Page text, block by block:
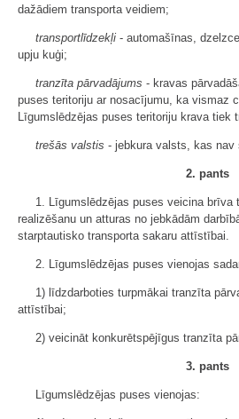
dažādiem transporta veidiem;
transportlīdzekļi - automašīnas,
upju kuģi;
tranzīta pārvadājums - kravas
puses teritoriju ar nosacījumu, ka vismaz
Līgumslēdzējas puses teritoriju krava tiek
trešās valstis - jebkura valsts, kas nav
2. pants
1. Līgumslēdzējas puses veicina brīva
realizēšanu un atturas no jebkādām
starptautisko transporta sakaru attīstībai.
2. Līgumslēdzējas puses vienojas
1) līdzdarboties turpmākai tranzīta
attīstībai;
2) veicināt konkurētspējīgus tranzīta
3. pants
Līgumslēdzējas puses vienojas: